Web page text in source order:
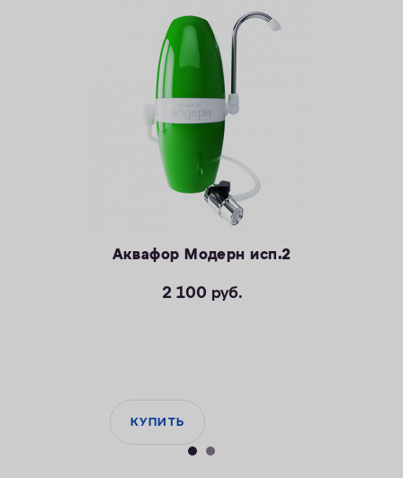
Аквафор Модерн исп.2
2 100 руб.
КУПИТЬ